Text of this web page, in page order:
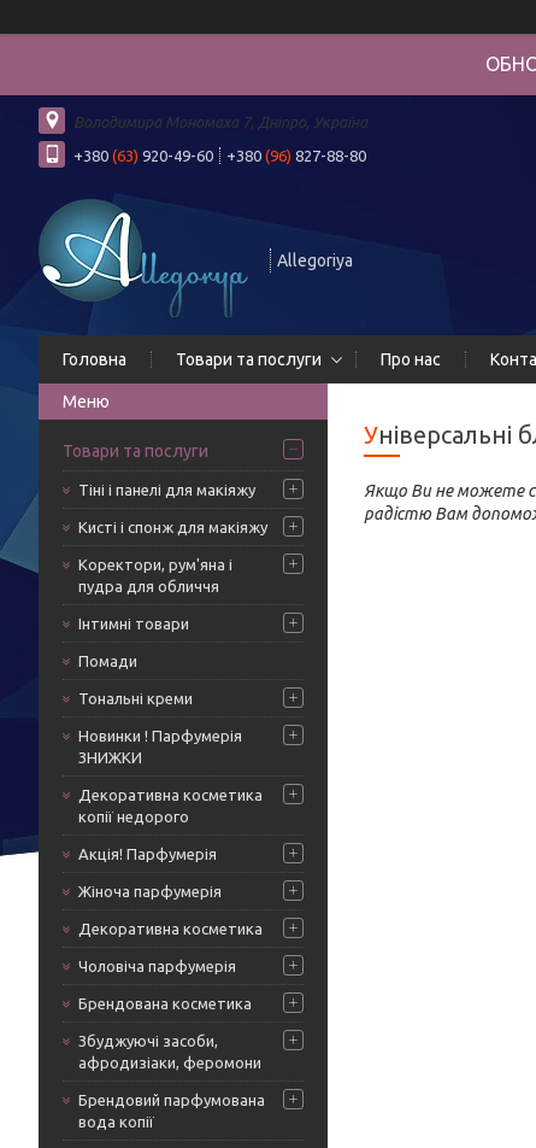
Володимира Мономаха 7, Дніпро, Україна
+380 (63) 920-49-60 +380 (96) 827-88-80
Allegoriya
Головна Товари та послуги Про нас
Товари та послуги
Тіні і панелі для макіяжу
Кисті і спонж для макіяжу
Коректори, рум'яна і
пудра для обличчя
Інтимні товари
Помади
Тональні креми
Новинки ! Парфумерія
ЗНИЖКИ
Декоративна косметика
копії недорого
Акція! Парфумерія
Жіноча парфумерія
Декоративна косметика
Чоловіча парфумерія
Брендована косметика
Збуджуючі засоби,
афродизіаки, феромони
Брендовий парфумована
вода копії
Якщо Ви не можете
радістю Вам